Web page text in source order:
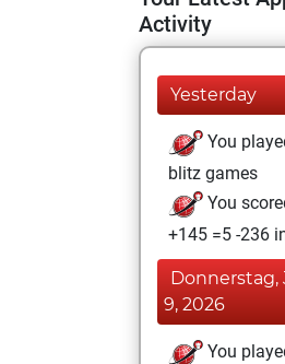
Activity
Yesterday
You
blitz games
You
+145 =5 -236
Donnerstag,
9, 2026
You